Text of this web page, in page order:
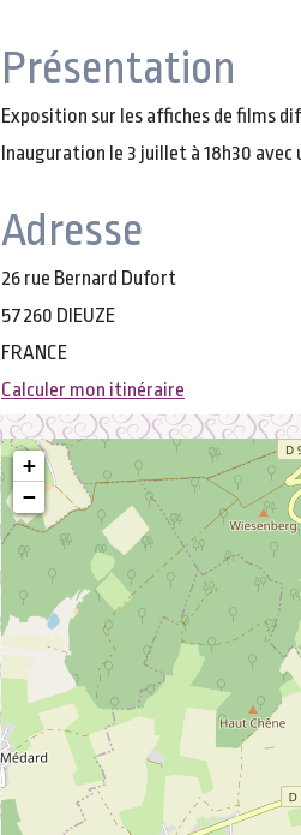
Présentation
Exposition sur les affiches de films
Inauguration le 3 juillet à 18h30 avec
Adresse
26 rue Bernard Dufort
57260 DIEUZE
FRANCE
Calculer mon itinéraire
+
−